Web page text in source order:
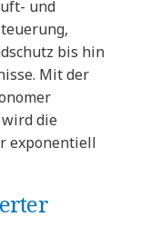
und
bis hin
Mit der
die
exponentiell